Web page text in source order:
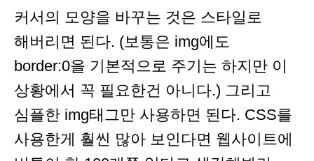
커서의 모양을 바꾸는 것은 스타일로
해버리면 된다. (보통은 img에도
border:0을 기본적으로 주기는 하지만 이
상황에서 꼭 필요한건 아니다.) 그리고
심플한 img태그만 사용하면 된다. CSS를
사용한게 훨씬 많아 보인다면 웹사이트에